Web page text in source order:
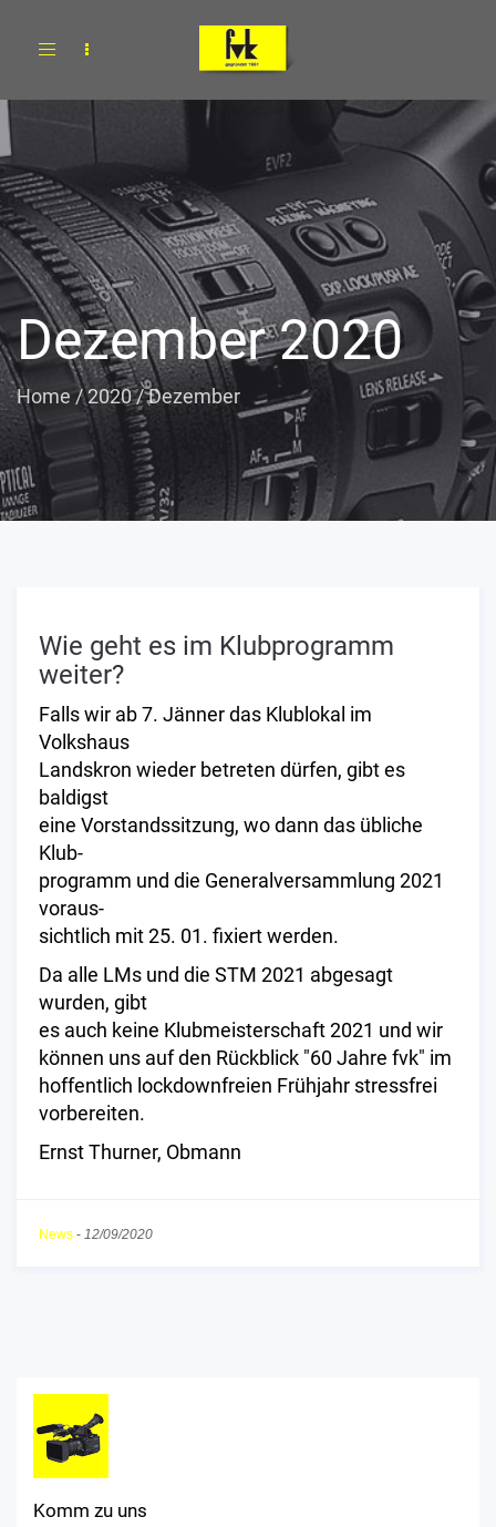
Toggle
Dezember 2020
Home/2020/Dezember
Wie geht es im Klubprogramm
weiter?
Falls wir ab 7. Jänner das Klublokal im
Volkshaus
Landskron wieder betreten dürfen, gibt es
baldigst
eine Vorstandssitzung, wo dann das übliche
Klub-
programm und die Generalversammlung 2021
voraus-
sichtlich mit 25. 01. fixiert werden.
Da alle LMs und die STM 2021 abgesagt
wurden, gibt
es auch keine Klubmeisterschaft 2021 und wir
können uns auf den Rückblick "60 Jahre fvk" im
hoffentlich lockdownfreien Frühjahr stressfrei
vorbereiten.
Ernst Thurner, Obmann
News - 12/09/2020
Komm zu uns